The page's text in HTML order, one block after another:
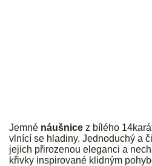
Jemné náušnice z bílého
vlnící se hladiny. Jednoduchý a
jejich přirozenou eleganci a
křivky inspirované klidným